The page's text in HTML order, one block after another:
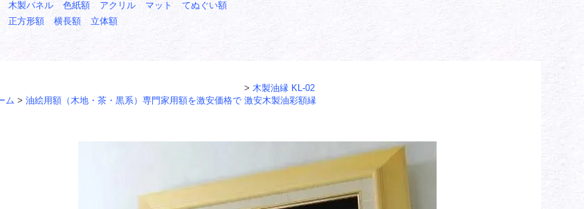
木製パネル 色紙額 アクリル マット
てぬぐい額
正方形額 横長額 立体額
ム > 油絵用額（木地・茶・黒系）専門家用額を激安価格で
> 木製油縁 KL-02
激安木製油彩額縁